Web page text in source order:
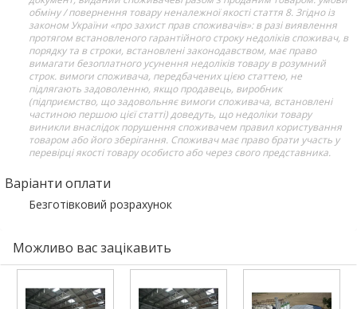
обміну / повернення товару неналежної якості стаття 8. Згідно із
законом України «про захист прав споживачів»: в разі виявлення
протягом встановленого гарантійного строку недоліків споживач, в
порядку та в строки, встановлені законодавством, має право
вимагати безоплатного усунення недоліків товару в розумний
строк. вимоги споживача, передбачених цією статтею, не
підлягають задоволенню, якщо продавець, виробник
(підприємство, що задовольняє вимоги споживача, встановлені
частиною першою цієї статті) доведуть, що недоліки товару
виникли внаслідок порушення споживачем правил користування
товаром або його зберігання. Споживач має право брати участь у
перевірці якості товару особисто або через свого представника.
Варіанти оплати
Безготівковий розрахунок
Можливо вас зацікавить